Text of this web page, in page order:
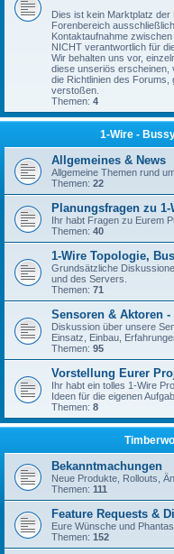
Dies ist kein Marktplatz
Forenbereich
Kontaktaufnahme
NICHT verantwortlich für
Wir behalten uns vor,
diese unseriös erscheinen,
die Richtlinien des
verstoßen.
Themen: 4
1-Wire -
Allgemeines & News
Allgemeine Themen rund
Themen: 22
Planungsfragen zu 1-
Ihr habt Fragen zu Eurem
Themen: 40
1-Wire Topologie,
Grundsätzliche
und des Servers.
Themen: 71
Sensoren & Aktoren
Diskussion über unsere
Einsatz, Einbau,
Themen: 95
Vorstellung Eurer
Ihr habt ein tolles 1-Wire
Ideen für die eigenen
Themen: 8
Bekanntmachungen
Neue Produkte, Rollouts,
Themen: 111
Feature Requests &
Eure Wünsche und
Themen: 152